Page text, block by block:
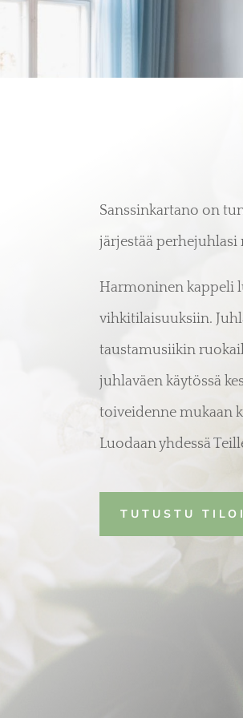
Sanssinkartano on
järjestää
Harmoninen kappeli
vihkitilaisuuksiin.
taustamusiikin
juhlaväen käytössä
toiveidenne mukaan
Luodaan yhdessä
TUTUSTU